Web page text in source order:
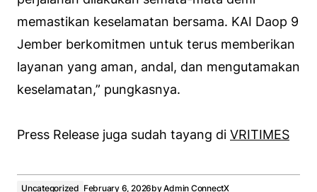
memastikan keselamatan bersama. KAI Daop 9
Jember berkomitmen untuk terus memberikan
layanan yang aman, andal, dan mengutamakan
keselamatan,” pungkasnya.
Press Release juga sudah tayang di VRITIMES
Uncategorized February 6, 2026byAdmin ConnectX